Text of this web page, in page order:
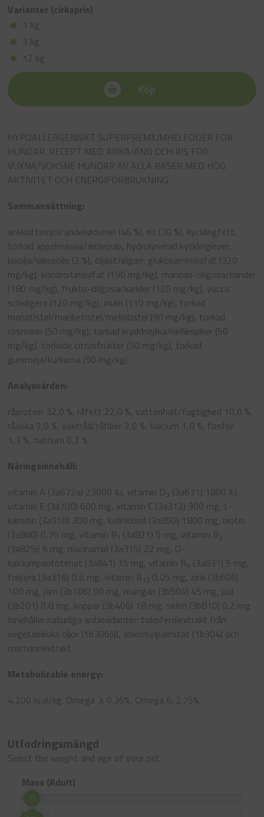
Varianter (cirkapris)
1 kg
3 kg
12 kg
Köp
HYPOALLERGENISKT SUPERPREMIUMHELFODER FÖR
HUNDAR. RECEPT MED ANKA/AND OCH RIS FÖR
VUXNA/VOKSNE HUNDAR AV ALLA RASER MED HÖG
AKTIVITET OCH ENERGIFÖRBRUKNING.
Sammansättning:
ankköttsmjöl/andekødsmel (46 %), ris (30 %), kycklingfett,
torkad äppelmassa/æblepulp, hydrolyserad kycklinglever,
laxolja/lakseolie (2 %), öljäst/ølgær, glukosaminsulfat (320
mg/kg), kondroitinsulfat (190 mg/kg), mannan-oligosackarider
(180 mg/kg), frukto-oligosackarider (120 mg/kg), yucca
schidigera (120 mg/kg), inulin (110 mg/kg), torkad
mariatistel/mælketistel/melististel (90 mg/kg), torkad
rosmarin (50 mg/kg), torkad kryddnejlika/nellikspiker (50
mg/kg), torkade citrusfrukter (50 mg/kg), torkad
gurkmeja/kurkuma (50 mg/kg).
Analysvärden:
råprotein 32,0 %, råfett 22,0 %, vattenhalt/fugtighed 10,0 %,
råaska 7,0 %, växtråd/råfiber 2,0 %, kalcium 1,8 %, fosfor
1,3 %, natrium 0,2 %.
Näringsinnehåll:
vitamin A (3a672a) 23000 IU, vitamin D 3 (3a671) 1800 IU,
vitamin E (3a700) 600 mg, vitamin C (3a312) 300 mg, L-
karnitin (3a910) 300 mg, kolinklorid (3a890) 1800 mg, biotin
(3a880) 0,75 mg, vitamin B 1 (3a821) 5 mg, vitamin B2
(3a825i) 6 mg, niacinamid (3a315) 22 mg, D-
kalciumpantotenat (3a841) 15 mg, vitamin B6 (3a831) 5 mg,
folsyra (3a316) 0,6 mg, vitamin B 12 0,05 mg, zink (3b606)
100 mg, järn (3b106) 90 mg, mangan (3b504) 45 mg, jod
(3b201) 0,8 mg, koppar (3b406) 18 mg, selen (3b810) 0,2 mg.
Innehåller naturliga antioxidanter: tokoferolextrakt från
vegetabiliska oljor (1b306(i)), askorbylpalmitat (1b304) och
rosmarinextrakt.
Metabolizable energy:
4,200 kcal/kg. Omega 3: 0.36%, Omega 6: 2.75%.
Utfodringsmängd
Select the weight and age of your pet.
Mass (Adult)